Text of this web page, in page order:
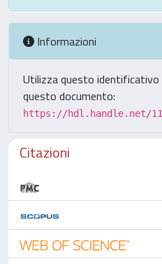
Informazioni
Utilizza questo identificativo
questo documento:
https://hdl.handle.net/
Citazioni